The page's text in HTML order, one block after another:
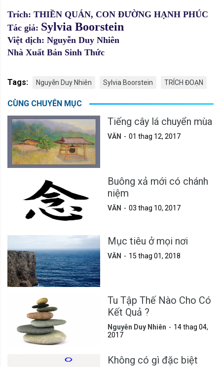
Trích: THIỀN QUÁN, CON ĐƯỜNG HẠNH PHÚC
Tác giả: Sylvia Boorstein
Việt dịch: Nguyễn Duy Nhiên
Nhà Xuất Bản Sinh Thức
Tags: Nguyễn Duy Nhiên Sylvia Boorstein TRÍCH ĐOẠN
CÙNG CHUYÊN MỤC
Tiếng cây lá chuyển mùa
VĂN 01 thag 12, 2017
Buông xả mới có chánh
niệm
VĂN 03 thag 10, 2017
Mục tiêu ở mọi nơi
VĂN 15 thag 01, 2018
Tu Tập Thế Nào Cho Có
Kết Quả ?
Nguyễn Duy Nhiên
14 thag 04,
2017
Không có gì đặc biệt